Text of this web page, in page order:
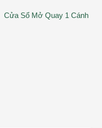
Cửa Sổ Mở Quay 1 Cánh